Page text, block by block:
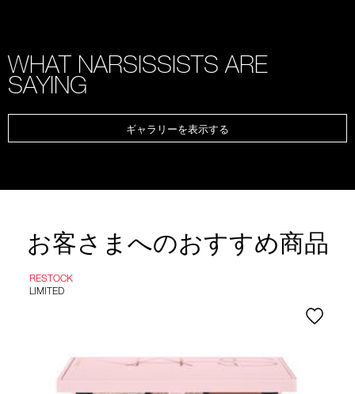
WHAT NARSISSISTS ARE
SAYING
ギャラリーを表示する
お客さまへのおすすめ商品
RESTOCK
LIMITED